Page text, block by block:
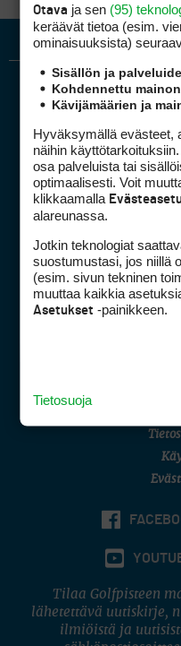
DSA
(digi)
Tilaa Golfpisteen
lähetettävä uutiskirje,
ilmiöistä ja
Otava ja sen (95)
keräävät tietoa (esim.
ominaisuuk­sista)
Sisällön ja
Kohdennettu
Kävijämäärien ja
Hyväksymällä evästeet,
näihin
osa palveluista tai
optimaalisesti. Voit
klikkaamalla
alareunassa.
Jotkin teknologiat
suostumustasi, jos niillä
(esim. sivun tekninen
muuttaa kaikkia
Asetukset -painikkeen.
Tietosuoja